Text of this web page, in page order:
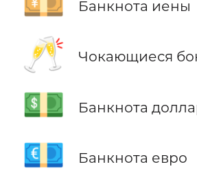
Банкнота иены
🥂 Чокающиеся
💵 Банкнота
💶 Банкнота евро